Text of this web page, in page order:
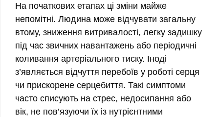
На початкових етапах ці зміни майже
непомітні. Людина може відчувати загальну
втому, зниження витривалості, легку задишку
під час звичних навантажень або періодичні
коливання артеріального тиску. Іноді
з’являється відчуття перебоїв у роботі серця
чи прискорене серцебиття. Такі симптоми
часто списують на стрес, недосипання або
вік, не пов’язуючи їх із нутрієнтними